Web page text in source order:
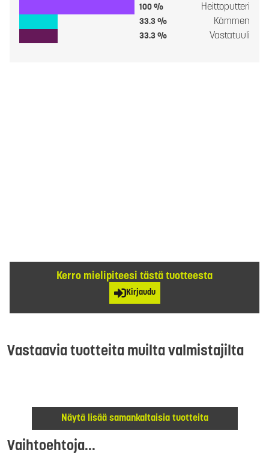
100 % Heittoputteri
33.3 % Kämmen
33.3 % Vastatuuli
Kerro mielipiteesi tästä tuotteesta
Kirjaudu
Vastaavia tuotteita muilta valmistajilta
Näytä lisää samankaltaisia tuotteita
Vaihtoehtoja...